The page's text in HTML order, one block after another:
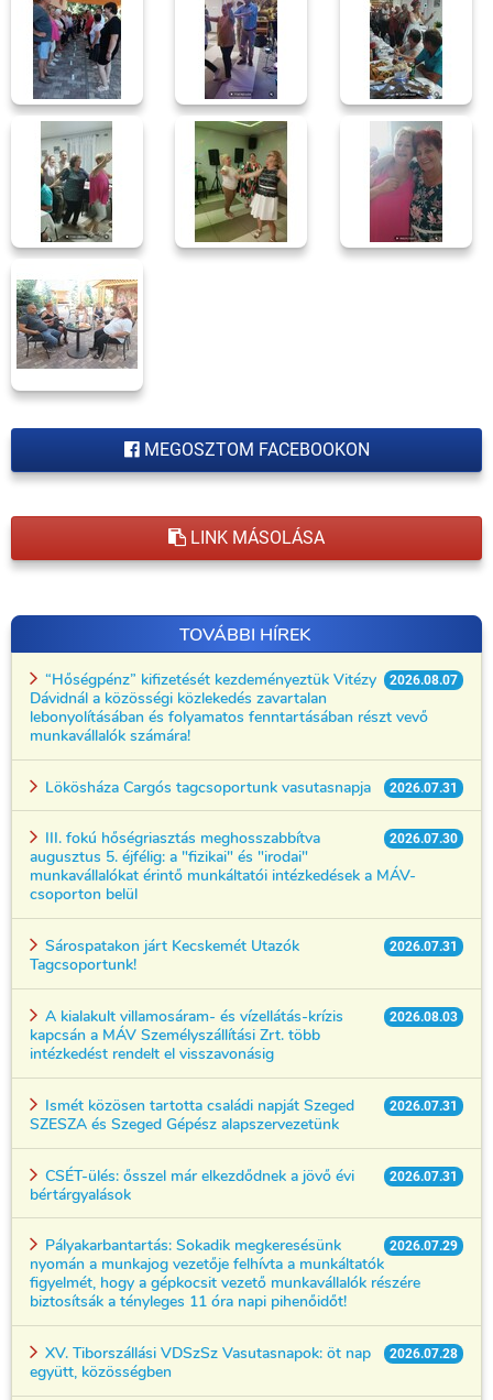
MEGOSZTOM FACEBOOKON
LINK MÁSOLÁSA
TOVÁBBI HÍREK
2026.08.07
“Hőségpénz” kifizetését kezdeményeztük Vitézy
Dávidnál a közösségi közlekedés zavartalan
lebonyolításában és folyamatos fenntartásában részt vevő
munkavállalók számára!
2026.07.31
Lökösháza Cargós tagcsoportunk vasutasnapja
2026.07.30
III. fokú hőségriasztás meghosszabbítva
augusztus 5. éjfélig: a "fizikai" és "irodai"
munkavállalókat érintő munkáltatói intézkedések a MÁV-
csoporton belül
2026.07.31
Sárospatakon járt Kecskemét Utazók
Tagcsoportunk!
2026.08.03
A kialakult villamosáram- és vízellátás-krízis
kapcsán a MÁV Személyszállítási Zrt. több
intézkedést rendelt el visszavonásig
2026.07.31
Ismét közösen tartotta családi napját Szeged
SZESZA és Szeged Gépész alapszervezetünk
2026.07.31
CSÉT-ülés: ősszel már elkezdődnek a jövő évi
bértárgyalások
2026.07.29
Pályakarbantartás: Sokadik megkeresésünk
nyomán a munkajog vezetője felhívta a munkáltatók
figyelmét, hogy a gépkocsit vezető munkavállalók részére
biztosítsák a tényleges 11 óra napi pihenőidőt!
2026.07.28
XV. Tiborszállási VDSzSz Vasutasnapok: öt nap
együtt, közösségben